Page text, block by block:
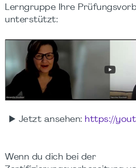
Lerngruppe Ihre
unterstützt:
▶️ Jetzt ansehen: https://
Wenn du dich bei der